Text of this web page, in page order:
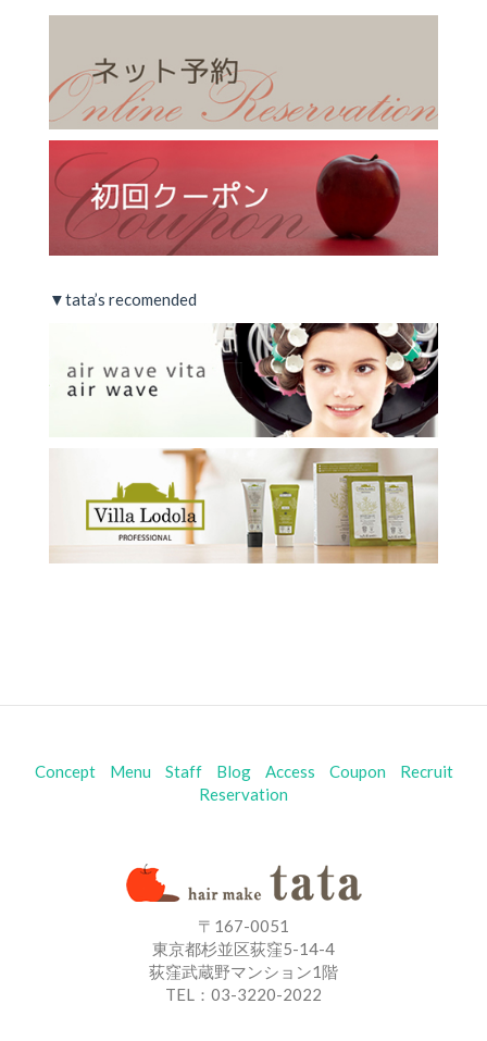
▼tata’s recomended
Concept Menu Staff Blog Access Coupon
Recruit
Reservation
〒167-0051
東京都杉並区荻窪5-14-4
荻窪武蔵野マンション1階
TEL：03-3220-2022